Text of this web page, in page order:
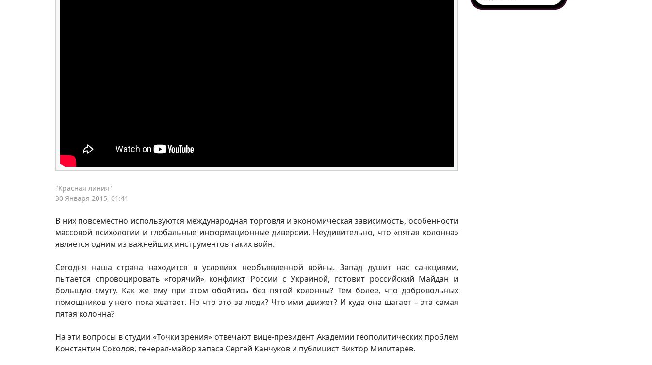
"Красная линия"
30 Января 2015, 01:41
В них повсеместно используются международная торговля и экономическая зависимость, особенности
массовой психологии и глобальные информационные диверсии. Неудивительно, что «пятая колонна»
является одним из важнейших инструментов таких войн.
Сегодня наша страна находится в условиях необъявленной войны. Запад душит нас санкциями,
пытается спровоцировать «горячий» конфликт России с Украиной, готовит российский Майдан и
большую смуту. Как же ему при этом обойтись без пятой колонны? Тем более, что добровольных
помощников у него пока хватает. Но что это за люди? Что ими движет? И куда она шагает – эта самая
пятая колонна?
На эти вопросы в студии «Точки зрения» отвечают вице-президент Академии геополитических проблем
Константин Соколов, генерал-майор запаса Сергей Канчуков и публицист Виктор Милитарёв.